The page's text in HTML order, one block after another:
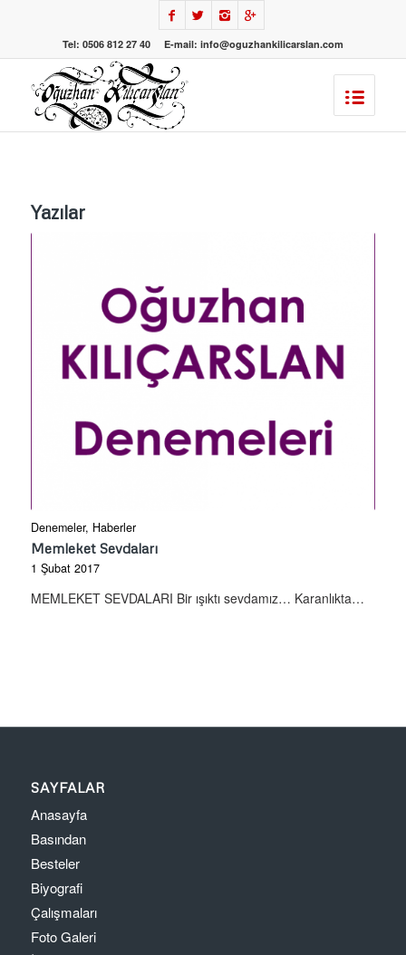
Tel: 0506 812 27 40 E-mail: info@oguzhankilicarslan.com
Yazılar
Denemeler, Haberler
Memleket Sevdaları
1 Şubat 2017
MEMLEKET SEVDALARI Bir ışıktı sevdamız… Karanlıkta…
SAYFALAR
Anasayfa
Basından
Besteler
Biyografi
Çalışmaları
Foto Galeri